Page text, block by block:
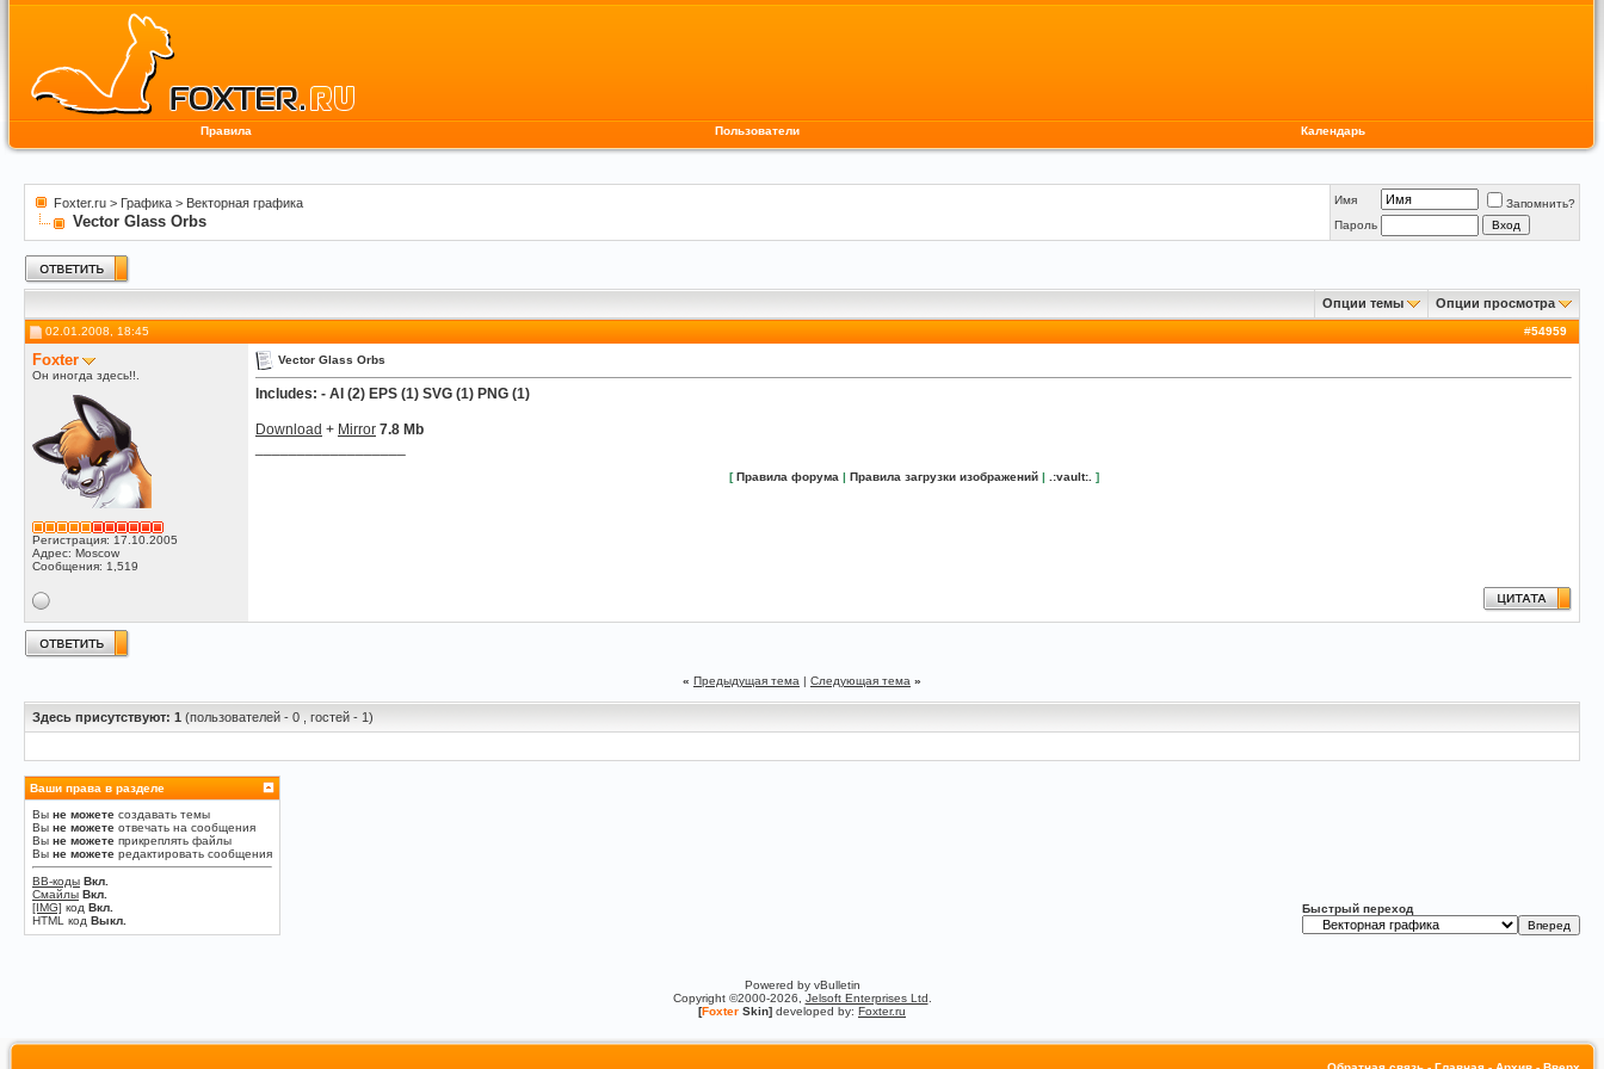
Правила Пользователи Календарь
Foxter.ru > Графика > Векторная графика
Vector Glass Orbs
Имя
Запомнить?
Пароль
Опции темы Опции просмотра
02.01.2008, 18:45 #54959
Foxter
Он иногда здесь!!.
Регистрация: 17.10.2005
Адрес: Moscow
Сообщения: 1,519
Vector Glass Orbs
Includes: - AI (2) EPS (1) SVG (1) PNG (1)
Download + Mirror 7.8 Mb
[Правила форума | Правила загрузки изображений | .:vault:. ]
« Предыдущая тема | Следующая тема »
Здесь присутствуют: 1 (пользователей - 0 , гостей - 1)
Ваши права в разделе
Вы не можете создавать темы
Вы не можете отвечать на сообщения
Вы не можете прикреплять файлы
Вы не можете редактировать сообщения
BB-коды Вкл.
Смайлы Вкл.
[IMG] код Вкл.
HTML код Выкл.
Быстрый переход
Powered by vBulletin
Copyright ©2000-2026, Jelsoft Enterprises Ltd
[Foxter Skin] developed by: Foxter.ru